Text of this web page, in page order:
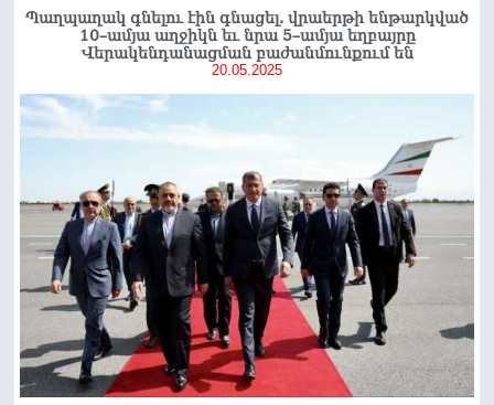
Պաղպաղակ գնելու էին գնացել. վրաերթի ենթարկված
10–ամյա աղջիկն եւ նրա 5–ամյա եղբայրը
Վերակենդանացման բաժանմունքում են
20.05.2025